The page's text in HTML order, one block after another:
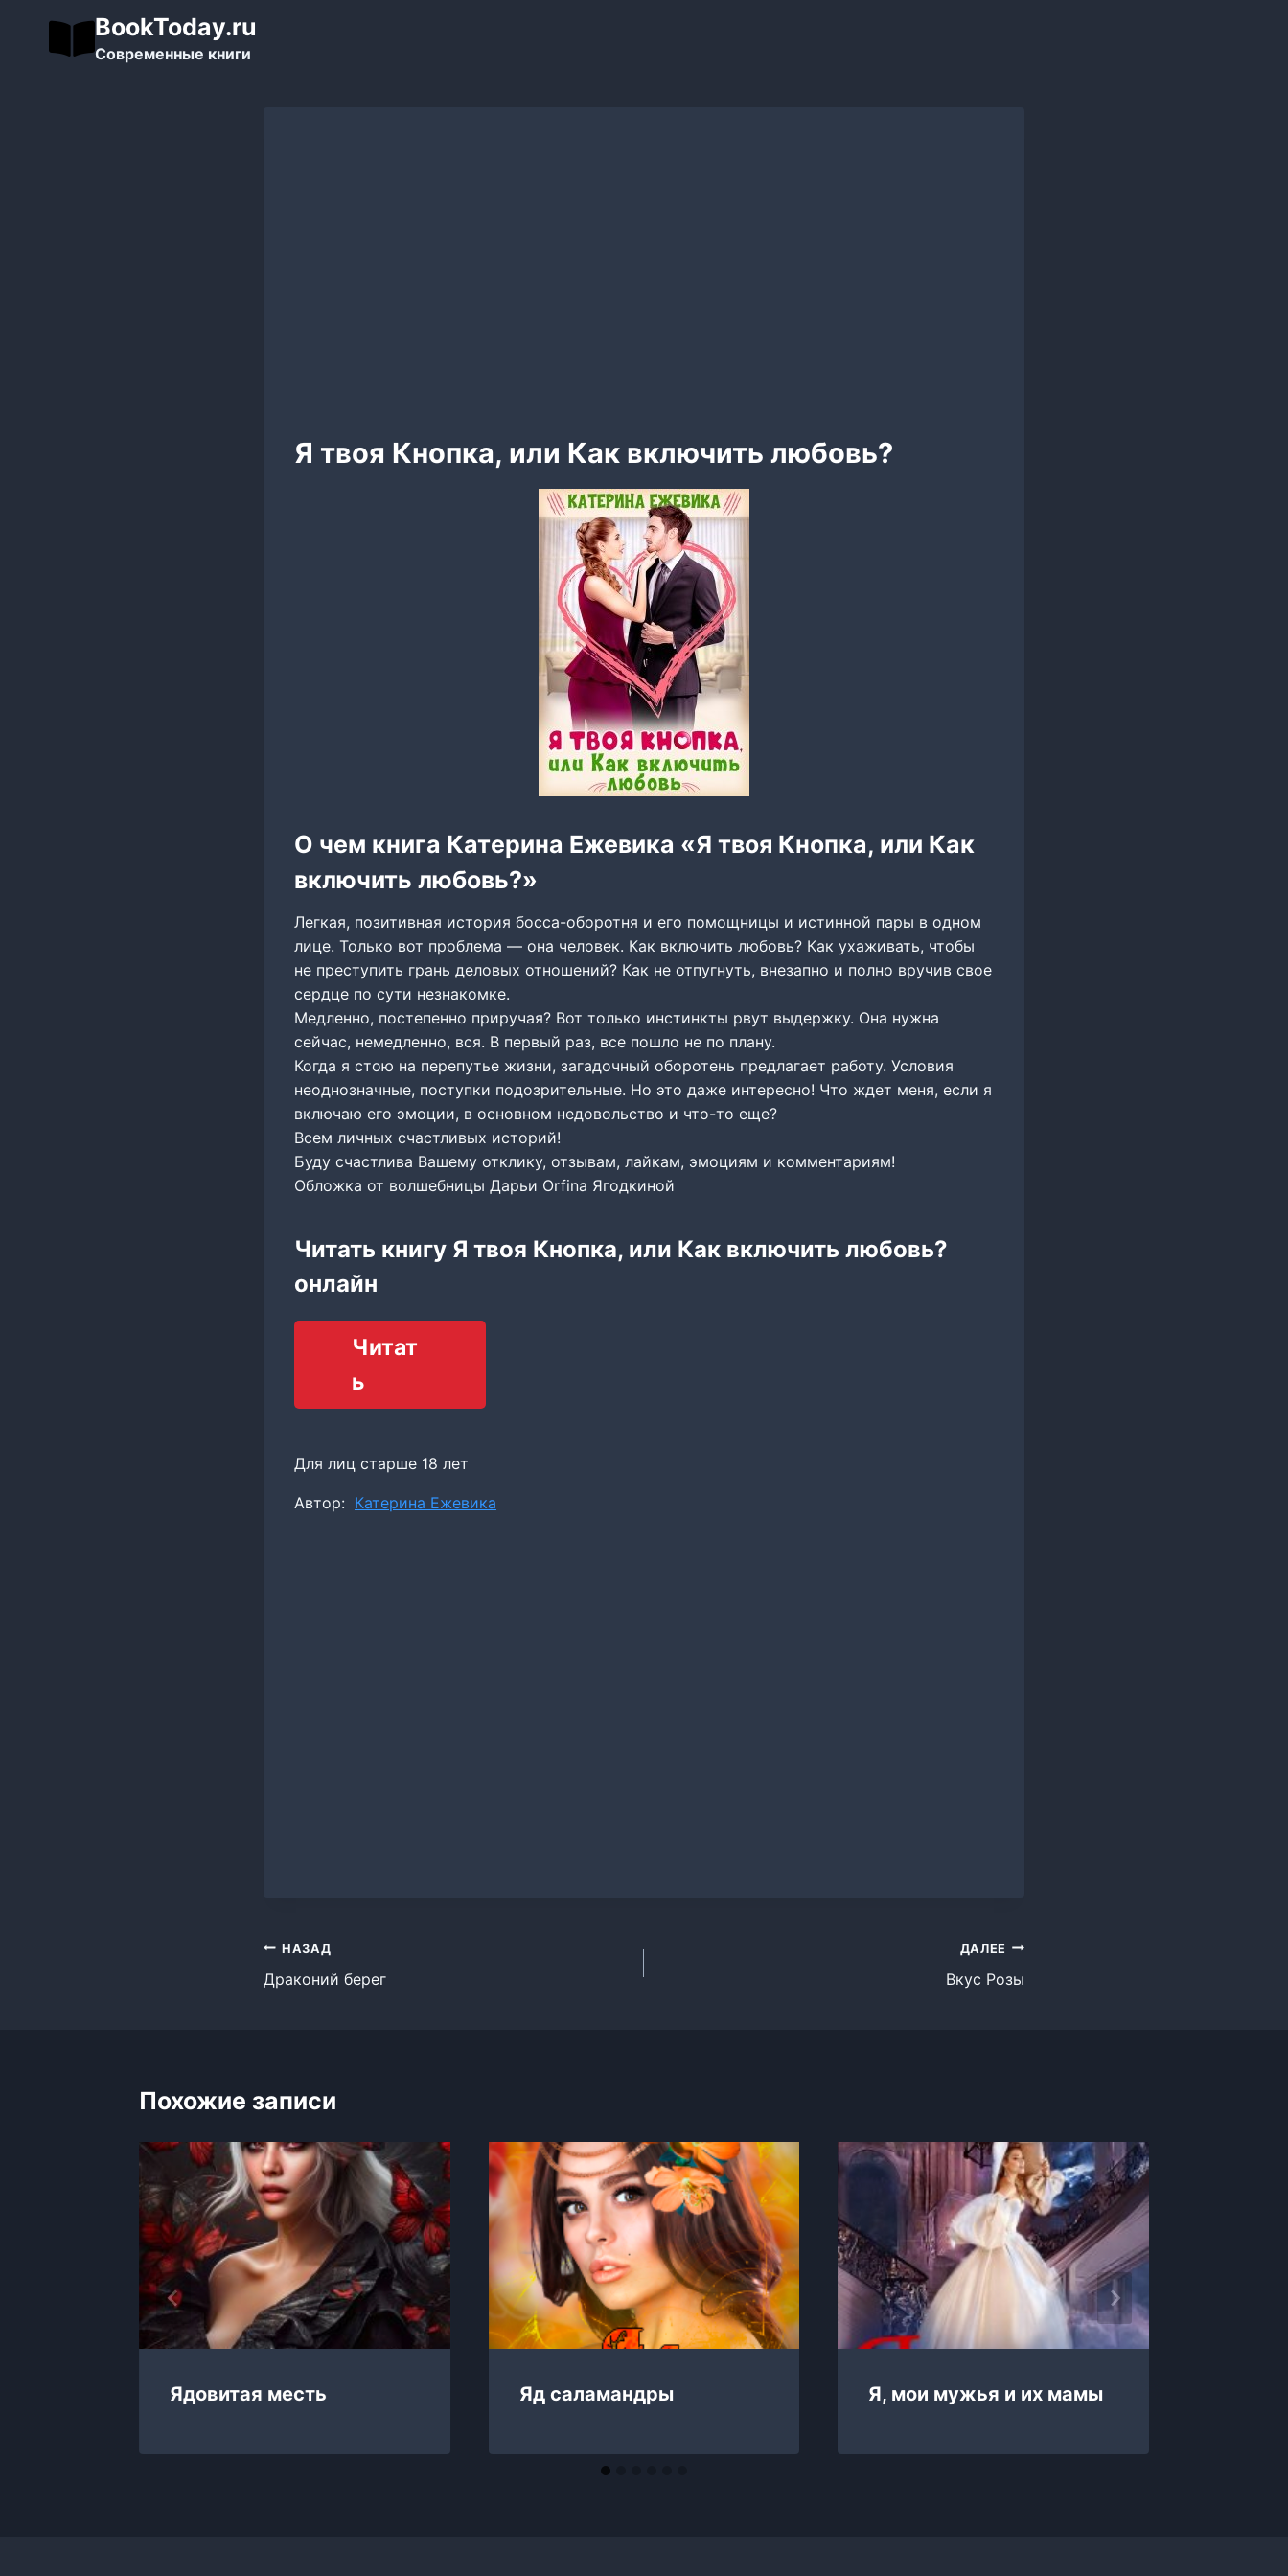
содержимому
BookToday.ru
Современные книги
Я твоя Кнопка, или Как включить любовь?
О чем книга Катерина Ежевика «Я твоя Кнопка, или Как
включить любовь?»
Легкая, позитивная история босса-оборотня и его помощницы и истинной пары в одном
лице. Только вот проблема — она человек. Как включить любовь? Как ухаживать, чтобы
не преступить грань деловых отношений? Как не отпугнуть, внезапно и полно вручив свое
сердце по сути незнакомке.
Медленно, постепенно приручая? Вот только инстинкты рвут выдержку. Она нужна
сейчас, немедленно, вся. В первый раз, все пошло не по плану.
Когда я стою на перепутье жизни, загадочный оборотень предлагает работу. Условия
неоднозначные, поступки подозрительные. Но это даже интересно! Что ждет меня, если я
включаю его эмоции, в основном недовольство и что-то еще?
Всем личных счастливых историй!
Буду счастлива Вашему отклику, отзывам, лайкам, эмоциям и комментариям!
Обложка от волшебницы Дарьи Orfina Ягодкиной
Читать книгу Я твоя Кнопка, или Как включить любовь?
онлайн
Читат
ь
Для лиц старше 18 лет
Метки
Автор: Катерина Ежевика
Навигация
по
НАЗАД
Драконий берег
ДАЛЕЕ
Вкус Розы
Похожие записи
Ядовитая месть Яд саламандры Я, мои мужья и их мамы